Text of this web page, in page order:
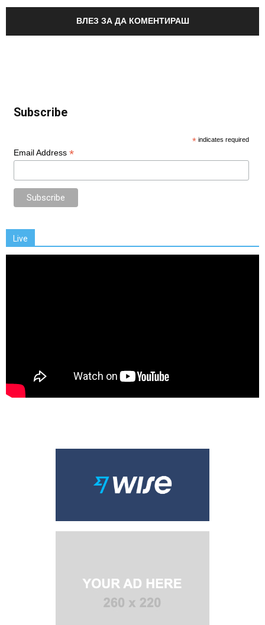
ВЛЕЗ ЗА ДА КОМЕНТИРАШ
Subscribe
* indicates required
Email Address *
Live